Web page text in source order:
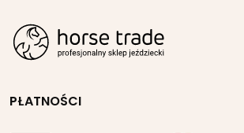
PŁATNOŚCI